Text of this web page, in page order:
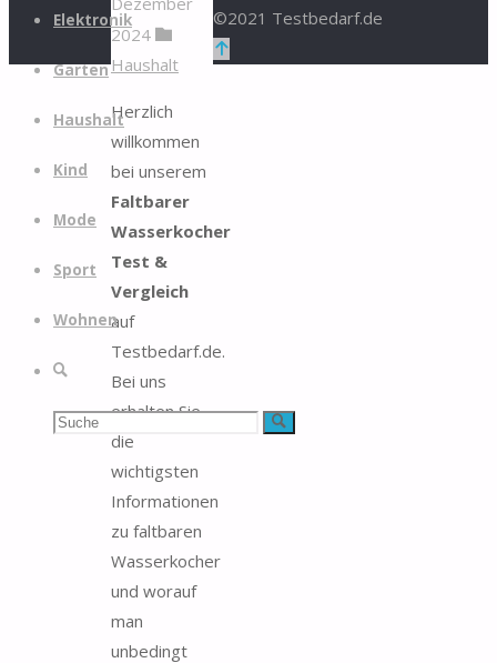
Elektronik
Garten
Haushalt
Kind
Mode
Sport
Wohnen
Suchen Suche
2024
Haushalt
Herzlich
willkommen
bei unserem
Faltbarer
Wasserkocher
Test &
Vergleich
auf
Testbedarf.de.
Bei uns
erhalten Sie
die
wichtigsten
Informationen
zu faltbaren
Wasserkocher
und worauf
man
unbedingt
©2021 Testbedarf.de
Zurück